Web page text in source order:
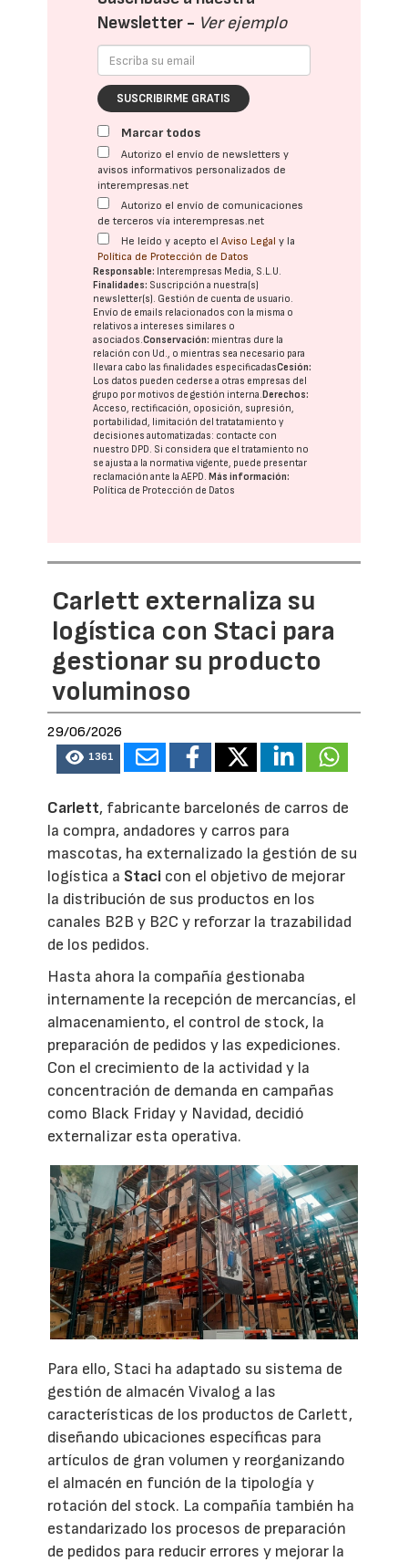
Newsletter - Ver ejemplo
SUSCRIBIRME GRATIS
Marcar todos
Autorizo el envío de newsletters y
avisos informativos personalizados de
interempresas.net
Autorizo el envío de comunicaciones
de terceros vía interempresas.net
He leído y acepto elAviso Legal y la
Política de Protección de Datos
Responsable: Interempresas Media, S.L.U.
Finalidades: Suscripción a nuestra(s)
newsletter(s). Gestión de cuenta de usuario.
Envío de emails relacionados con la misma o
relativos a intereses similares o
asociados.Conservación: mientras dure la
relación con Ud., o mientras sea necesario para
llevar a cabo las finalidades especificadasCesión:
Los datos pueden cederse a otras empresas del
grupo por motivos de gestión interna. Derechos:
Acceso, rectificación, oposición, supresión,
portabilidad, limitación del tratatamiento y
decisiones automatizadas: contacte con
nuestro DPD. Si considera que el tratamiento no
se ajusta a la normativa vigente, puede presentar
reclamación ante laAEPD. Más información:
Política de Protección de Datos
Carlett externaliza su
logística con Staci para
gestionar su producto
voluminoso
29/06/2026
1361
Carlett, fabricante barcelonés de carros de
la compra, andadores y carros para
mascotas, ha externalizado la gestión de su
logística a Staci con el objetivo de mejorar
la distribución de sus productos en los
canales B2B y B2C y reforzar la trazabilidad
de los pedidos.
Hasta ahora la compañía gestionaba
internamente la recepción de mercancías, el
almacenamiento, el control de stock, la
preparación de pedidos y las expediciones.
Con el crecimiento de la actividad y la
concentración de demanda en campañas
como Black Friday y Navidad, decidió
externalizar esta operativa.
Para ello, Staci ha adaptado su sistema de
gestión de almacén Vivalog a las
características de los productos de Carlett,
diseñando ubicaciones específicas para
artículos de gran volumen y reorganizando
el almacén en función de la tipología y
rotación del stock. La compañía también ha
estandarizado los procesos de preparación
de pedidos para reducir errores y mejorar la